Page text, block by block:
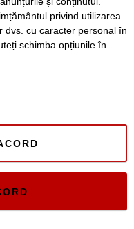
urilor
privind utilizarea
dvs. cu caracter personal în
schimba opțiunile în